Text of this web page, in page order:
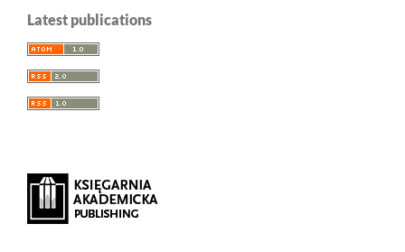
Latest publications